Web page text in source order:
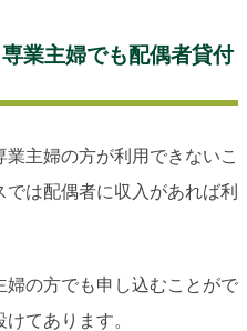
業主婦でも配偶者貸付
主婦の方が利用できないこ
は配偶者に収入があれば利
の方でも申し込むことがで
てあります。